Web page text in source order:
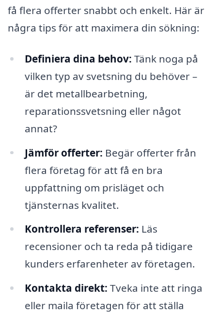
få flera offerter snabbt och enkelt. Här är
några tips för att maximera din sökning:
Definiera dina behov: Tänk noga på
vilken typ av svetsning du behöver –
är det metallbearbetning,
reparationssvetsning eller något
annat?
Jämför offerter: Begär offerter från
flera företag för att få en bra
uppfattning om prisläget och
tjänsternas kvalitet.
Kontrollera referenser: Läs
recensioner och ta reda på tidigare
kunders erfarenheter av företagen.
Kontakta direkt: Tveka inte att ringa
eller maila företagen för att ställa